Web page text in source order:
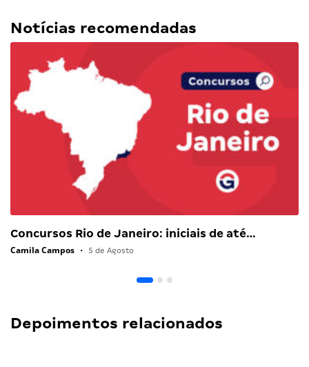
Notícias recomendadas
Concursos Rio de Janeiro: iniciais de até…
Camila Campos • 5 de Agosto
Depoimentos relacionados